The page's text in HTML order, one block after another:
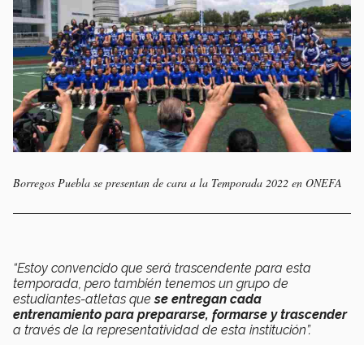
Borregos Puebla se presentan de cara a la Temporada 2022 en ONEFA
“Estoy convencido que será trascendente para esta
temporada, pero también tenemos un grupo de
estudiantes-atletas quese entregan cada
entrenamiento para prepararse, formarse y trascender
a través de la representatividad de esta institución”.